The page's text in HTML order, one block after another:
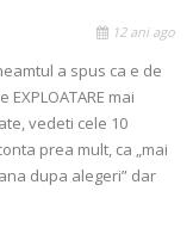
12 ani ago
a spus ca e de
EXPLOATARE mai
vedeti cele 10
prea mult, ca „mai
dupa alegeri” dar